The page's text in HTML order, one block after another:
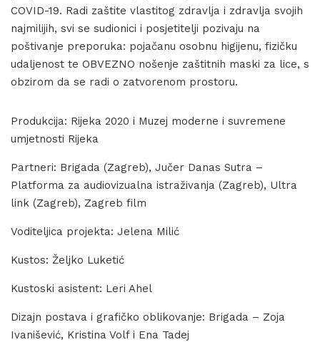
COVID-19. Radi zaštite vlastitog zdravlja i zdravlja svojih
najmilijih, svi se sudionici i posjetitelji pozivaju na
poštivanje preporuka: pojačanu osobnu higijenu, fizičku
udaljenost te OBVEZNO nošenje zaštitnih maski za lice, s
obzirom da se radi o zatvorenom prostoru.
Produkcija: Rijeka 2020 i Muzej moderne i suvremene
umjetnosti Rijeka
Partneri: Brigada (Zagreb), Jučer Danas Sutra –
Platforma za audiovizualna istraživanja (Zagreb), Ultra
link (Zagreb), Zagreb film
Voditeljica projekta: Jelena Milić
Kustos: Željko Luketić
Kustoski asistent: Leri Ahel
Dizajn postava i grafičko oblikovanje: Brigada – Zoja
Ivanišević, Kristina Volf i Ena Tadej